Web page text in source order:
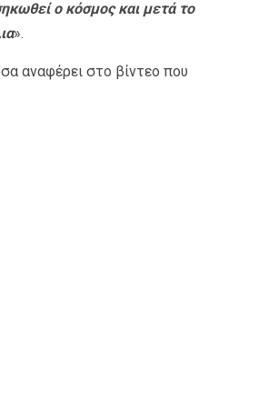
ο κόσμος και μετά το
».
αναφέρει στο βίντεο που